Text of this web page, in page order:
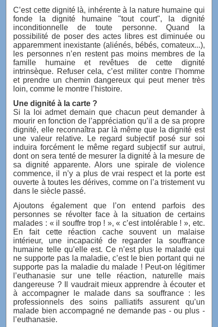
C’est cette dignité là, inhérente à la nature humaine qui
fonde la dignité humaine "tout court", la dignité
inconditionnelle de toute personne. Quand la
possibilité de poser des actes libres est diminuée ou
apparemment inexistante (aliénés, bébés, comateux...),
les personnes n’en restent pas moins membres de la
famille humaine et revêtues de cette dignité
intrinsèque. Refuser cela, c’est militer contre l’homme
et prendre un chemin dangereux qui peut mener très
loin, comme le montre l’histoire.
Une dignité à la carte ?
Si la loi admet demain que chacun peut demander à
mourir en fonction de l’appréciation qu’il a de sa propre
dignité, elle reconnaîtra par là même que la dignité est
une valeur relative. Le regard subjectif posé sur soi
induira forcément le même regard subjectif sur autrui,
dont on sera tenté de mesurer la dignité à la mesure de
sa dignité apparente. Alors une spirale de violence
commence, il n’y a plus de vrai respect et la porte est
ouverte à toutes les dérives, comme on l’a tristement vu
dans le siècle passé.
Ajoutons également que l’on entend parfois des
personnes se révolter face à la situation de certains
malades : « il souffre trop ! », « c’est intolérable ! », etc.
En fait cette réaction cache souvent un malaise
intérieur, une incapacité de regarder la souffrance
humaine telle qu’elle est. Ce n’est plus le malade qui
ne supporte pas la maladie, c’est le bien portant qui ne
supporte pas la maladie du malade ! Peut-on légitimer
l’euthanasie sur une telle réaction, naturelle mais
dangereuse ? Il vaudrait mieux apprendre à écouter et
à accompagner le malade dans sa souffrance : les
professionnels des soins palliatifs assurent qu’un
malade bien accompagné ne demande pas - ou plus -
l’euthanasie.